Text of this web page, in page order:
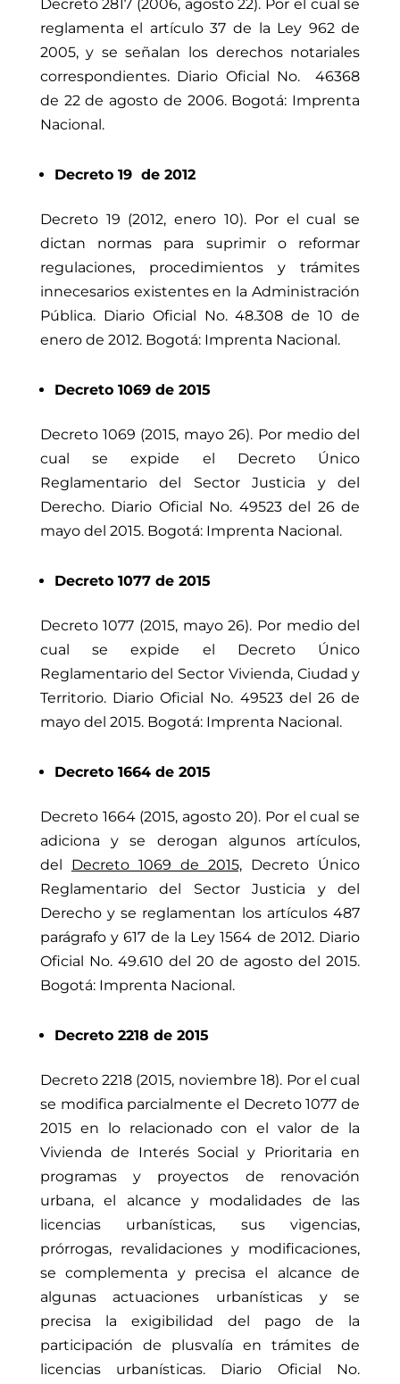
Decreto 2817 (2006, agosto 22). Por el cual se
reglamenta el artículo 37 de la Ley 962 de
2005, y se señalan los derechos notariales
correspondientes. Diario Oficial No.
46368
de 22 de agosto de 2006. Bogotá: Imprenta
Nacional.
Decreto 19 de 2012
Decreto 19 (2012, enero 10). Por el cual se
dictan normas para suprimir o reformar
regulaciones, procedimientos y trámites
innecesarios existentes en la Administración
Pública. Diario Oficial No. 48.308 de 10 de
enero de 2012. Bogotá: Imprenta Nacional.
Decreto 1069 de 2015
Decreto 1069 (2015, mayo 26). Por medio del
cual se expide el Decreto Único
Reglamentario del Sector Justicia y del
Derecho. Diario Oficial No. 49523 del 26 de
mayo del 2015. Bogotá: Imprenta Nacional.
Decreto1077 de 2015
Decreto 1077 (2015, mayo 26). Por medio del
cual se expide el Decreto Único
Reglamentario del Sector Vivienda, Ciudad y
Territorio. Diario Oficial No. 49523 del 26 de
mayo del 2015. Bogotá: Imprenta Nacional.
Decreto 1664 de 2015
Decreto 1664 (2015, agosto 20). Por el cual se
adiciona y se derogan algunos artículos,
del
Decreto 1069 de 2015, Decreto Único
Reglamentario del Sector Justicia y del
Derecho y se reglamentan los artículos 487
parágrafo y 617 de la Ley 1564 de 2012. Diario
Oficial No. 49.610 del 20 de agosto del 2015.
Bogotá: Imprenta Nacional.
Decreto 2218 de 2015
Decreto 2218 (2015, noviembre 18). Por el cual
se modifica parcialmente el Decreto 1077 de
2015 en lo relacionado con el valor de la
Vivienda de Interés Social y Prioritaria en
programas y proyectos de renovación
urbana, el alcance y modalidades de las
licencias urbanísticas, sus vigencias,
prórrogas, revalidaciones y modificaciones,
se complementa y precisa el alcance de
algunas actuaciones urbanísticas y se
precisa la exigibilidad del pago de la
participación de plusvalía en trámites de
licencias urbanísticas. Diario Oficial No.